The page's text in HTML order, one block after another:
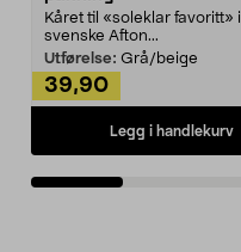
Kåret til «soleklar favoritt» i
svenske Afton...
Utførelse: Grå/beige
39,90
Legg i handlekurv